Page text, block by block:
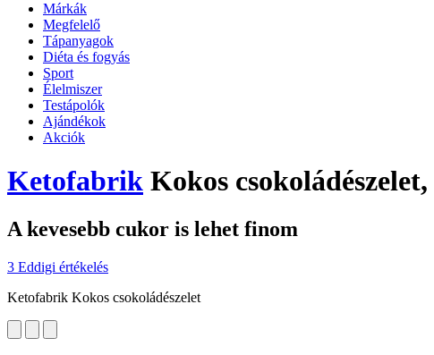
Márkák
Megfelelő
Tápanyagok
Diéta és fogyás
Sport
Élelmiszer
Testápolók
Ajándékok
Akciók
Ketofabrik Kokos csokoládészelet,
A kevesebb cukor is lehet finom
3 Eddigi értékelés
Ketofabrik Kokos csokoládészelet